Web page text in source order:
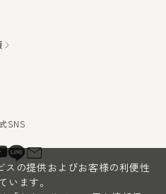
の提供およびお客様の利便性
います。